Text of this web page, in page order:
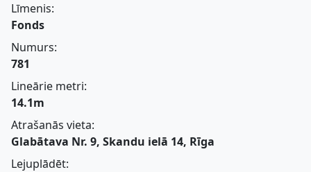
Līmenis:
Fonds
Numurs:
781
Lineārie metri:
14.1m
Atrašanās vieta:
Glabātava Nr. 9, Skandu ielā 14, Rīga
Lejuplādēt: